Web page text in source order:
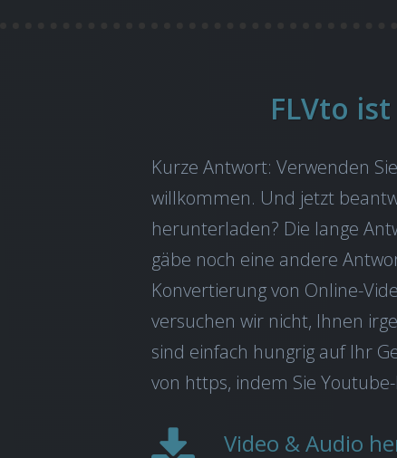
FLVto
Kurze Antwort: Verwenden
willkommen. Und jetzt
herunterladen? Die lange
gäbe noch eine andere
Konvertierung von Online-
versuchen wir nicht, Ihnen
sind einfach hungrig auf Ihr
von https, indem Sie
Video & Audio